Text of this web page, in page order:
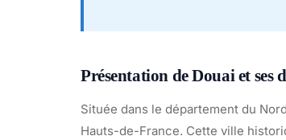
Présentation de Douai et ses
Située dans le département du
Hauts-de-France. Cette ville